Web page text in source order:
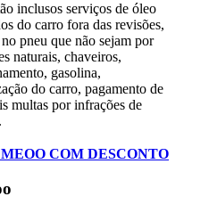
inclusos serviços de óleo
do carro fora das revisões,
pneu que não sejam por
naturais, chaveiros,
gasolina,
do carro, pagamento de
multas por infrações de
COM DESCONTO